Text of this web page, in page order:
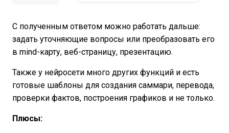
С полученным ответом можно работать дальше:
задать уточняющие вопросы или преобразовать его
в mind-карту, веб-страницу, презентацию.
Также у нейросети много других функций и есть
готовые шаблоны для создания саммари, перевода,
проверки фактов, построения графиков и не только.
Плюсы: